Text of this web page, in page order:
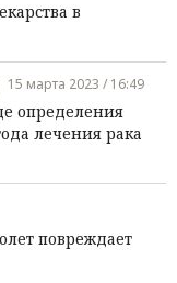
в
15 марта 2023 / 16:49
определения
лечения рака
повреждает